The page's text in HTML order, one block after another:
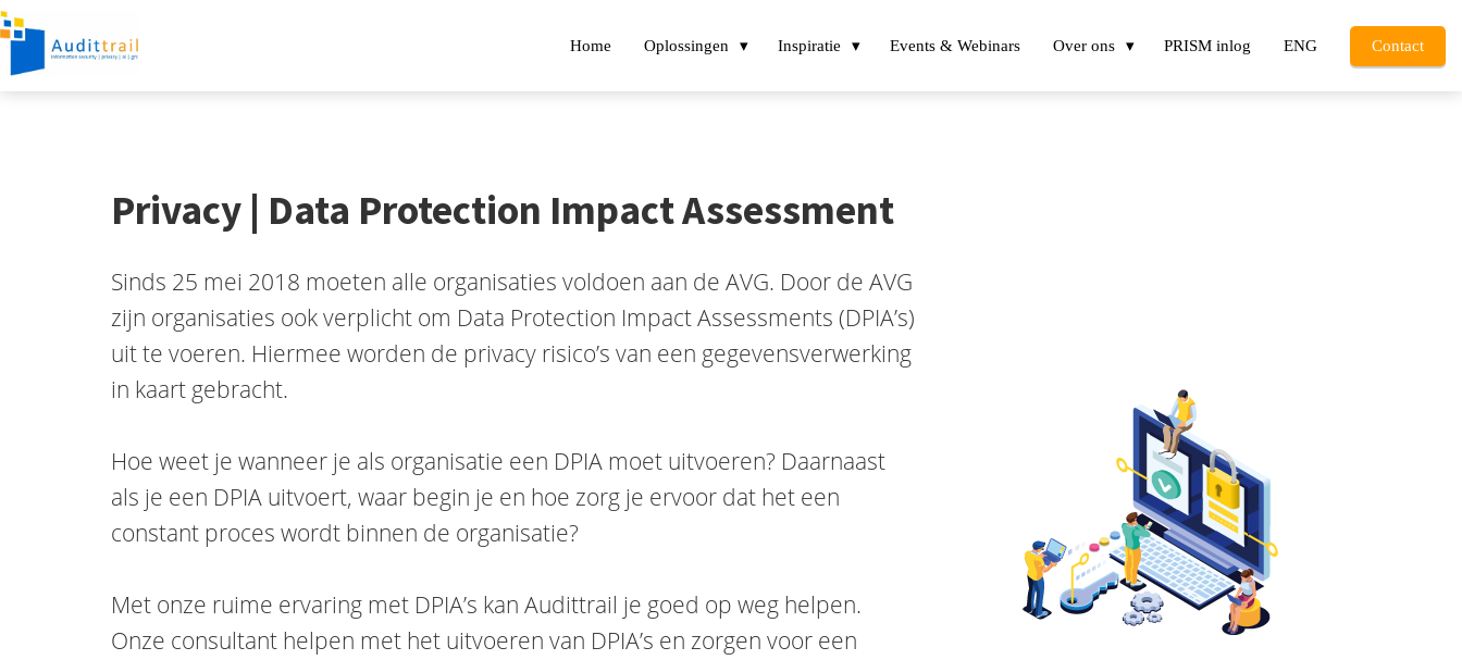
Home Oplossingen Inspiratie Events & Webinars Over ons PRISM inlog ENG Contact
Privacy | Data Protection Impact Assessment
Sinds 25 mei 2018 moeten alle organisaties voldoen aan de AVG. Door de AVG
zijn organisaties ook verplicht om Data Protection Impact Assessments (DPIA’s)
uit te voeren. Hiermee worden de privacy risico’s van een gegevensverwerking
in kaart gebracht.
Hoe weet je wanneer je als organisatie een DPIA moet uitvoeren? Daarnaast
als je een DPIA uitvoert, waar begin je en hoe zorg je ervoor dat het een
constant proces wordt binnen de organisatie?
Met onze ruime ervaring met DPIA’s kan Audittrail je goed op weg helpen.
Onze consultant helpen met het uitvoeren van DPIA’s en zorgen voor een